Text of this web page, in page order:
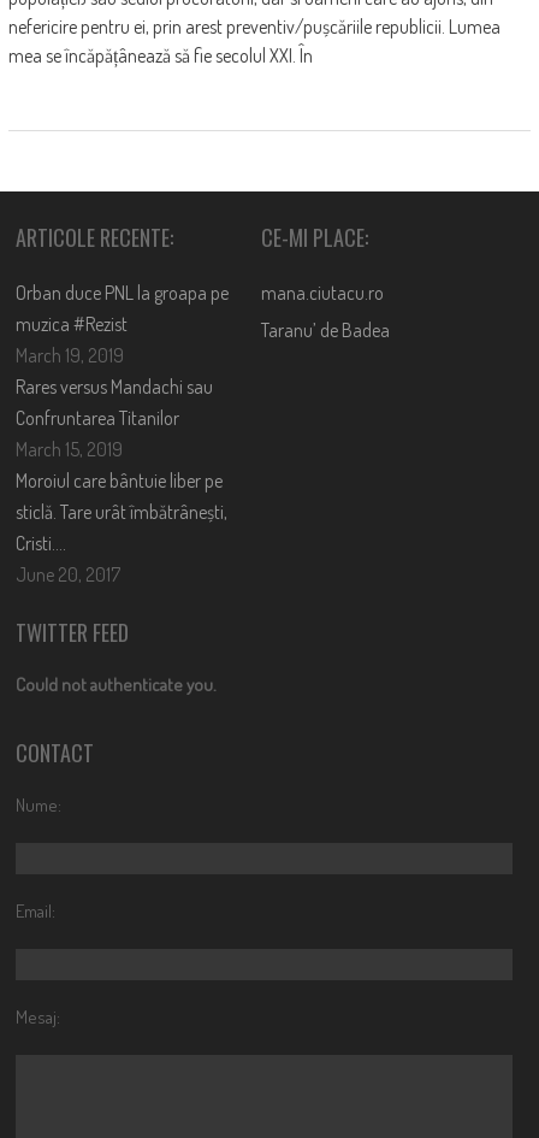
nefericire pentru ei, prin arest preventiv/pușcăriile republicii. Lumea
mea se încăpățânează să fie secolul XXI. În
ARTICOLE RECENTE:
Orban duce PNL la groapa pe
muzica #Rezist
March 19, 2019
Rares versus Mandachi sau
Confruntarea Titanilor
March 15, 2019
Moroiul care bântuie liber pe
sticlă. Tare urât îmbătrânești,
Cristi….
June 20, 2017
CE-MI PLACE:
mana.ciutacu.ro
Taranu’ de Badea
TWITTER FEED
Could not authenticate you.
CONTACT
Nume:
Email:
Mesaj: